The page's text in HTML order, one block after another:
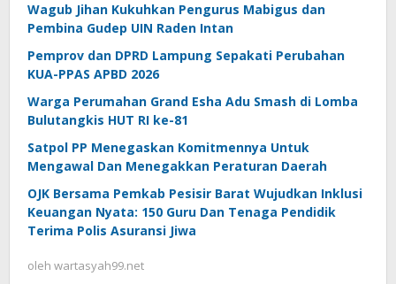
Wagub Jihan Kukuhkan Pengurus Mabigus dan
Pembina Gudep UIN Raden Intan
Pemprov dan DPRD Lampung Sepakati Perubahan
KUA-PPAS APBD 2026
Warga Perumahan Grand Esha Adu Smash di Lomba
Bulutangkis HUT RI ke-81
Satpol PP Menegaskan Komitmennya Untuk
Mengawal Dan Menegakkan Peraturan Daerah
OJK Bersama Pemkab Pesisir Barat Wujudkan Inklusi
Keuangan Nyata: 150 Guru Dan Tenaga Pendidik
Terima Polis Asuransi Jiwa
oleh wartasyah99.net